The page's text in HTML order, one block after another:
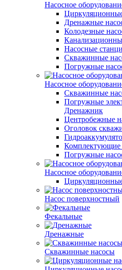
Насосное
Дренажные
Колодезные
Насосные
Скважинные
Погружные
Насосное
Скважинные
Погружные
Дренажник
Центробежные
Оголовок
Комплектующие
Погружные
Насосное
Насос поверхностный
Фекальные
Дренажные
Скважинные насосы